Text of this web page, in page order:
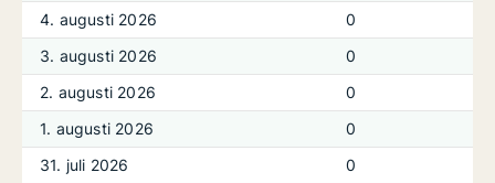
4. augusti 2026
0
3. augusti 2026
0
2. augusti 2026
0
1. augusti 2026
0
31. juli 2026
0